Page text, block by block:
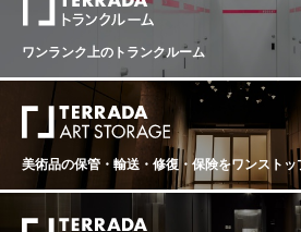
ワンランク上のトランクルーム
美術品の保管・輸送・修復・保険をワンストッ